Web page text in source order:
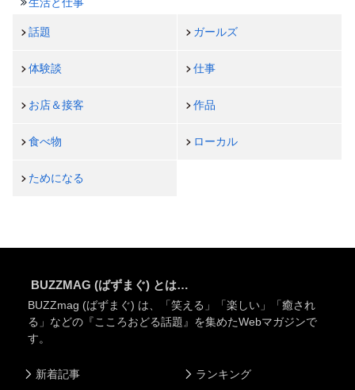
生活と仕事
話題 ガールズ
体験談 仕事
お店＆接客 作品
食べ物 ローカル
ためになる
BUZZMAG (ばずまぐ) とは…
BUZZmag (ばずまぐ) は、「笑える」「楽しい」「癒され
る」などの『こころおどる話題』を集めたWebマガジンで
す。
新着記事 ランキング